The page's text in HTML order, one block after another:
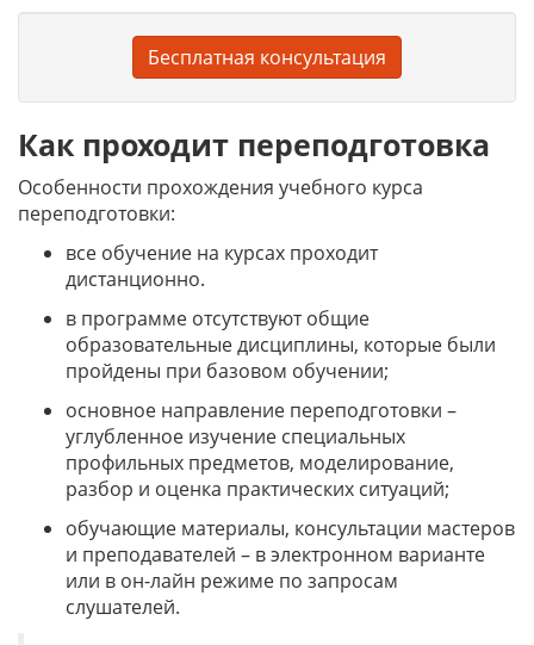
Бесплатная консультация
Как проходит переподготовка
Особенности прохождения учебного курса
переподготовки:
все обучение на курсах проходит
дистанционно.
в программе отсутствуют общие
образовательные дисциплины, которые были
пройдены при базовом обучении;
основное направление переподготовки –
углубленное изучение специальных
профильных предметов, моделирование,
разбор и оценка практических ситуаций;
обучающие материалы, консультации мастеров
и преподавателей – в электронном варианте
или в он-лайн режиме по запросам
слушателей.